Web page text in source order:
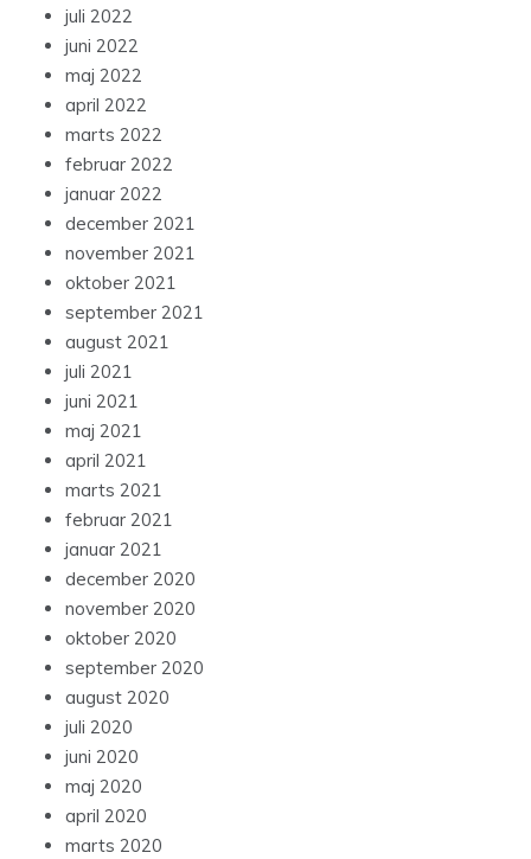
juli 2022
juni 2022
maj 2022
april 2022
marts 2022
februar 2022
januar 2022
december 2021
november 2021
oktober 2021
september 2021
august 2021
juli 2021
juni 2021
maj 2021
april 2021
marts 2021
februar 2021
januar 2021
december 2020
november 2020
oktober 2020
september 2020
august 2020
juli 2020
juni 2020
maj 2020
april 2020
marts 2020